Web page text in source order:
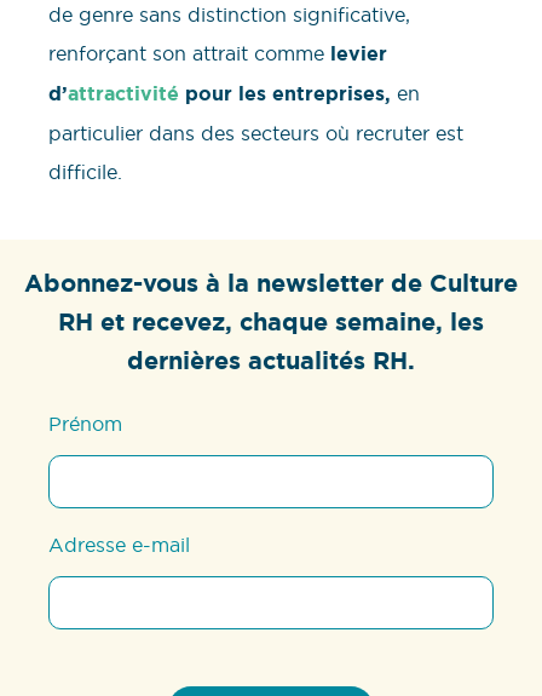
de genre sans distinction significative,
renforçant son attrait comme levier
d’attractivité pour les entreprises, en
particulier dans des secteurs où recruter est
difficile.
Abonnez-vous à la newsletter de Culture
RH et recevez, chaque semaine, les
dernières actualités RH.
Prénom
Adresse e-mail